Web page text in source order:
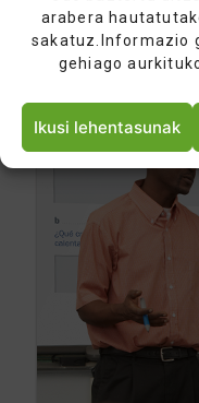
arabera
sakatuz.Informazio
gehiago
Ikusi lehentasunak